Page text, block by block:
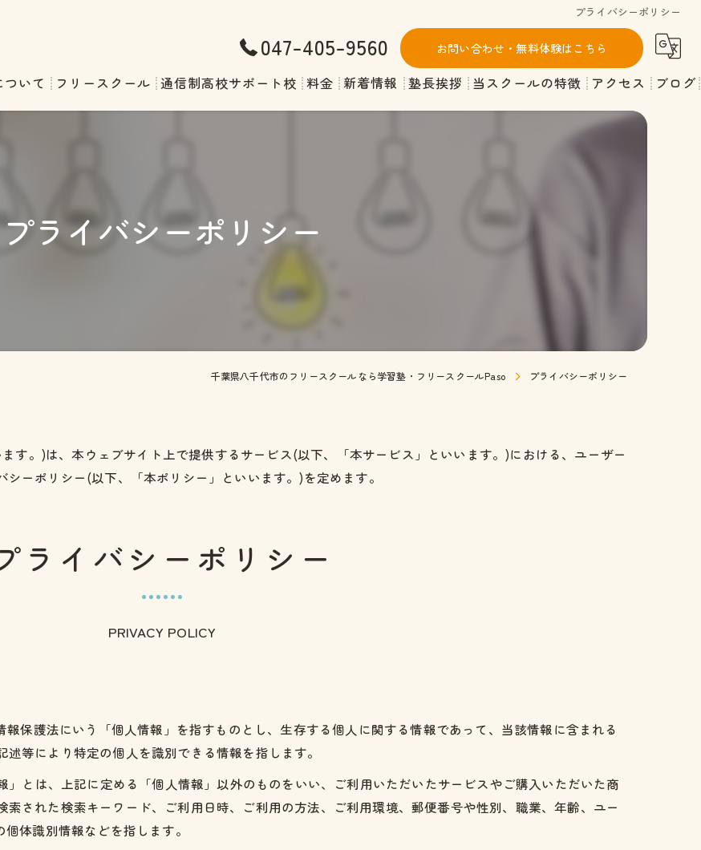
プライバシーポリシー
047-405-9560 お問い合わせ・無料体験はこちら
いて フリースクール 通信制高校サポート校 料金 新着情報 塾長挨拶 当スクールの特徴 アクセス ブログ
コラム
プライバシーポリシー
千葉県八千代市のフリースクールなら学習塾・フリースクールPaso プライバシーポリシー
す。)は、本ウェブサイト上で提供するサービス(以下、「本サービス」といいます。)における、ユーザー
ーポリシー(以下、「本ポリシー」といいます。)を定めます。
ライバシーポリシー
PRIVACY POLICY
保護法にいう「個人情報」を指すものとし、生存する個人に関する情報であって、当該情報に含まれる
等により特定の個人を識別できる情報を指します。
とは、上記に定める「個人情報」以外のものをいい、ご利用いただいたサービスやご購入いただいた商
された検索キーワード、ご利用日時、ご利用の方法、ご利用環境、郵便番号や性別、職業、年齢、ユー
体識別情報などを指します。